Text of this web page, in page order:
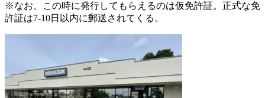
※なお、この時に発行してもらえるのは仮免許証。正式な免
許証は7-10日以内に郵送されてくる。